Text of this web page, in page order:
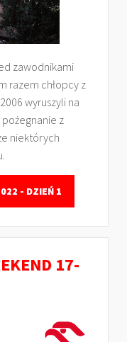
zawodnikami
razem chłopcy z
wyruszyli na
z
niektórych
- DZIEŃ 1
17-